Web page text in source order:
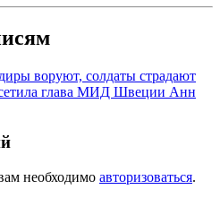
воруют, солдаты страдают
глава МИД Швеции Анн
необходимо авторизоваться.